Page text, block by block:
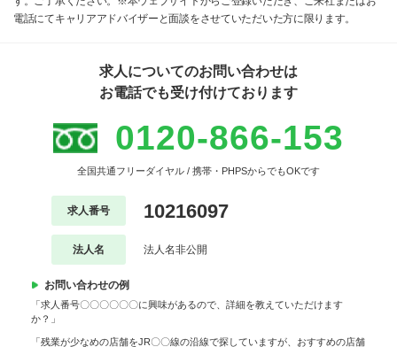
電話にてキャリアアドバイザーと面談をさせていただいた方に限ります。
求人についてのお問い合わせは
お電話でも受け付けております
0120-866-153
全国共通フリーダイヤル / 携帯・PHPSからでもOKです
求人番号 10216097
法人名 法人名非公開
お問い合わせの例
「求人番号〇〇〇〇〇〇に興味があるので、詳細を教えていただけます
か？」
「残業が少なめの店舗をJR〇〇線の沿線で探していますが、おすすめの店舗